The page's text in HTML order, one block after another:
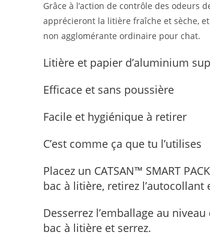
Grâce à l’action de contrôle des odeurs
apprécieront la litière fraîche et sèche,
non agglomérante ordinaire pour chat.
Litière et papier d’aluminium
Efficace et sans poussière
Facile et hygiénique à retirer
C’est comme ça que tu l’utilises
Placez un CATSAN™ SMART
bac à litière, retirez
Desserrez l’emballage au
bac à litière et serrez.